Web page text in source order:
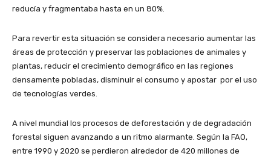
reducía y fragmentaba hasta en un 80%.
Para revertir esta situación se considera necesario aumentar las
áreas de protección y preservar las poblaciones de animales y
plantas, reducir el crecimiento demográfico en las regiones
densamente pobladas, disminuir el consumo y apostar por el uso
de tecnologías verdes.
A nivel mundial los procesos de deforestación y de degradación
forestal siguen avanzando a un ritmo alarmante. Según la FAO,
entre 1990 y 2020 se perdieron alrededor de 420 millones de